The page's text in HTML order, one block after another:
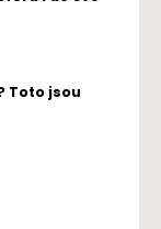
Toto jsou